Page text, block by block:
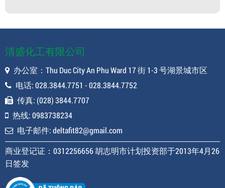
清盛化工有限公司
办公室：Thu Duc City An Phu Ward 17 街 1-3 号湖景城市区
电话: 028.3844.7751 - 028.3844.7752
传真: (028) 3844.7707
热线: 0983738234
电子邮件: deltafit82@gmail.com
商业登记证：0312256656 胡志明市计划投资部于2013年4月26
日签发